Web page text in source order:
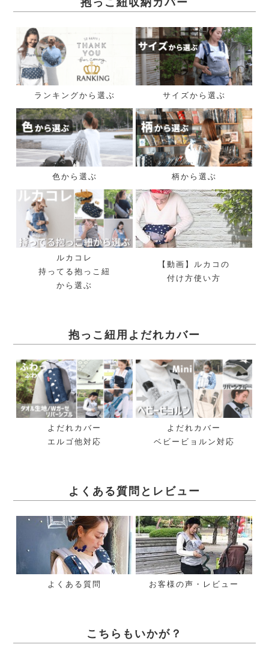
ランキングから選ぶ サイズから選ぶ
色から選ぶ 柄から選ぶ
ルカコレ
持ってる抱っこ紐
から選ぶ
【動画】ルカコの
付け方使い方
抱っこ紐用よだれカバー
よだれカバー
エルゴ他対応
よだれカバー
ベビービョルン対応
よくある質問とレビュー
よくある質問 お客様の声・レビュー
こちらもいかが？